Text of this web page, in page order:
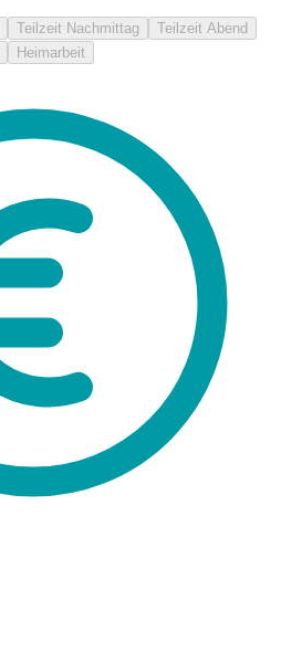
Teilzeit Nachmittag
Teilzeit Abend
Heimarbeit